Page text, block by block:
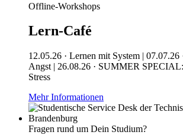
Offline-Workshops
Lern-Café
12.05.26 · Lernen mit System | 07.07.26
Angst | 26.08.26 · SUMMER
Stress
Mehr Informationen
Fragen rund um Dein Studium?